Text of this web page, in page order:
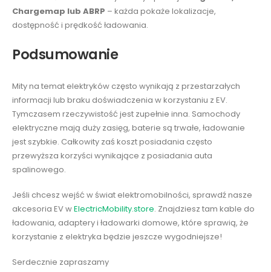
Chargemap lub ABRP – każda pokaże lokalizacje,
dostępność i prędkość ładowania.
Podsumowanie
Mity na temat elektryków często wynikają z przestarzałych
informacji lub braku doświadczenia w korzystaniu z EV.
Tymczasem rzeczywistość jest zupełnie inna. Samochody
elektryczne mają duży zasięg, baterie są trwałe, ładowanie
jest szybkie. Całkowity zaś koszt posiadania często
przewyższa korzyści wynikające z posiadania auta
spalinowego.
Jeśli chcesz wejść w świat elektromobilności, sprawdź nasze
akcesoria EV wElectricMobility.store. Znajdziesz tam kable do
ładowania, adaptery i ładowarki domowe, które sprawią, że
korzystanie z elektryka będzie jeszcze wygodniejsze!
Serdecznie zapraszamy